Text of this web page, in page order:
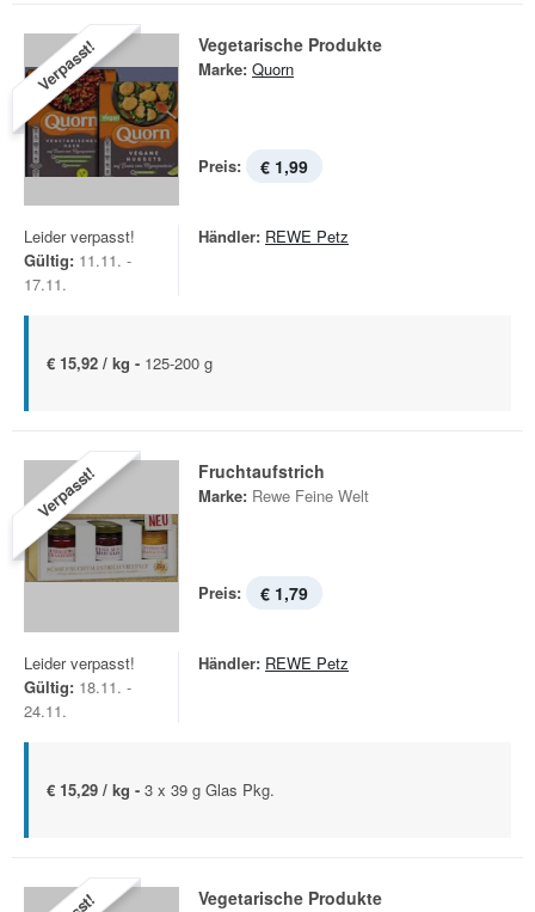
Verpasst! Vegetarische Produkte
Marke: Quorn
Preis: € 1,99
Leider verpasst!
Gültig: 11.11. -
17.11.
Händler: REWE Petz
€ 15,92 / kg - 125-200 g
Verpasst! Fruchtaufstrich
Marke: Rewe Feine Welt
Preis: € 1,79
Leider verpasst!
Gültig: 18.11. -
24.11.
Händler: REWE Petz
€ 15,29 / kg - 3 x 39 g Glas Pkg.
Vegetarische Produkte